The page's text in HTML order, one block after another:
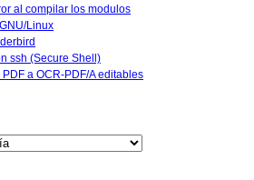
al compilar los modulos
Linux
ssh (Secure Shell)
a OCR-PDF/A editables